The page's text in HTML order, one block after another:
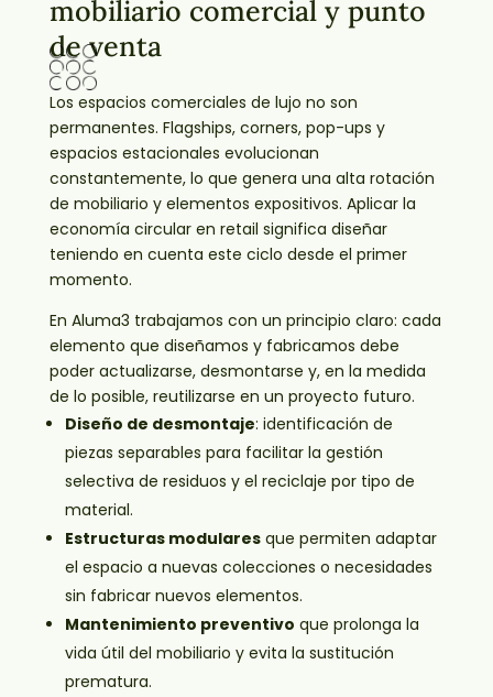
mobiliario comercial y punto
de venta
Los espacios comerciales de lujo no son
permanentes. Flagships, corners, pop-ups y
espacios estacionales evolucionan
constantemente, lo que genera una alta rotación
de mobiliario y elementos expositivos. Aplicar la
economía circular en retail significa diseñar
teniendo en cuenta este ciclo desde el primer
momento.
En Aluma3 trabajamos con un principio claro: cada
elemento que diseñamos y fabricamos debe
poder actualizarse, desmontarse y, en la medida
de lo posible, reutilizarse en un proyecto futuro.
Diseño de desmontaje: identificación de
piezas separables para facilitar la gestión
selectiva de residuos y el reciclaje por tipo de
material.
Estructuras modularesque permiten adaptar
el espacio a nuevas colecciones o necesidades
sin fabricar nuevos elementos.
Mantenimiento preventivo que prolonga la
vida útil del mobiliario y evita la sustitución
prematura.